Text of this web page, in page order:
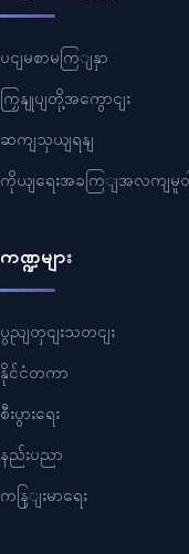
ပငျမစာမကြျနှာ
ကြှနျုပျတို့အကွောငျး
ဆကျသှယျရနျ
ကိုယျရေးအခကြျအလကျမူဝ
ကဏ္ဍများ
ပွညျတှငျးသတငျး
နိုင်ငံတကာ
စီးပွားရေး
နည်းပညာ
ကနြျးမာရေး